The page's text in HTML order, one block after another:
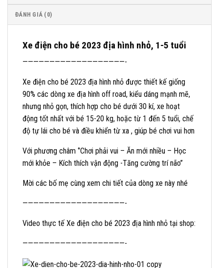
ĐÁNH GIÁ (0)
Xe điện cho bé 2023 địa hình nhỏ, 1-5 tuổi
———————————————————-
Xe điện cho bé 2023 địa hình nhỏ được thiết kế giống
90% các dòng xe địa hình off road, kiểu dáng mạnh mẽ,
nhưng nhỏ gọn, thích hợp cho bé dưới 30 kí, xe hoạt
động tốt nhất với bé 15-20 kg, hoặc từ 1 đến 5 tuổi, chế
độ tự lái cho bé và điều khiển từ xa , giúp bé chơi vui hơn
Với phương châm ‘’Chơi phải vui – Ăn mới nhiều – Học
mới khỏe – Kích thích vận động -Tăng cường trí não’’
Mời các bố mẹ cùng xem chi tiết của dòng xe này nhé
———————————————————-
Video thực tế Xe điện cho bé 2023 địa hình nhỏ tại shop:
———————————————————-